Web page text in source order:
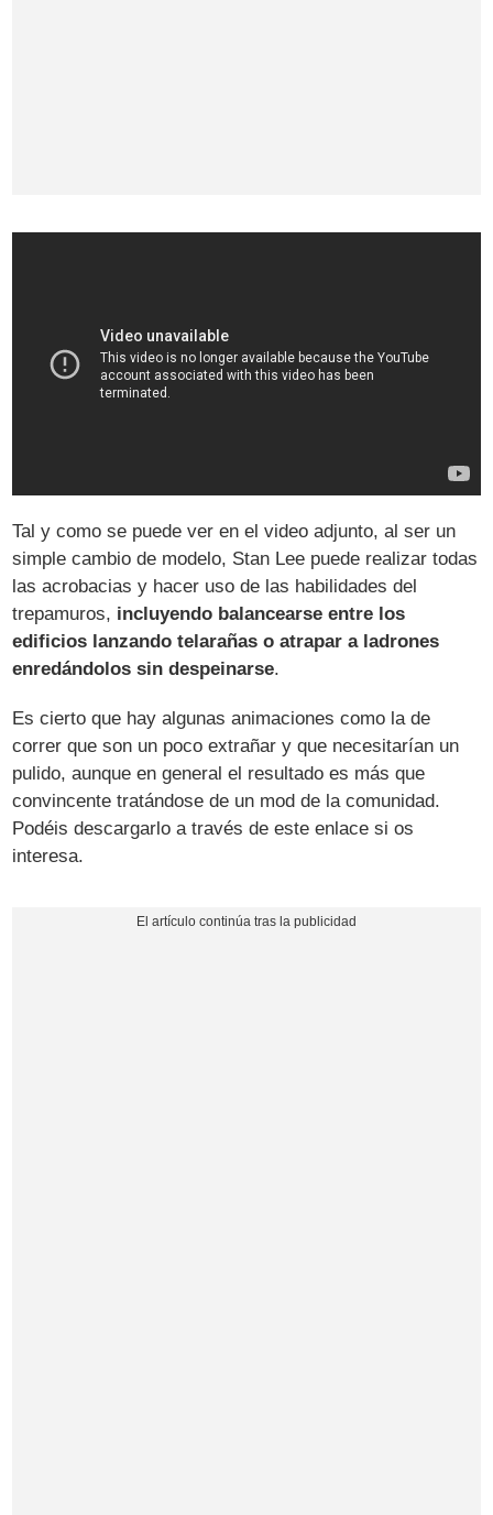
Tal y como se puede ver en el video adjunto, al ser un
simple cambio de modelo, Stan Lee puede realizar todas
las acrobacias y hacer uso de las habilidades del
trepamuros, incluyendo balancearse entre los
edificios lanzando telarañas o atrapar a ladrones
enredándolos sin despeinarse.
Es cierto que hay algunas animaciones como la de
correr que son un poco extrañar y que necesitarían un
pulido, aunque en general el resultado es más que
convincente tratándose de un mod de la comunidad.
Podéis descargarlo a través de este enlace si os
interesa.